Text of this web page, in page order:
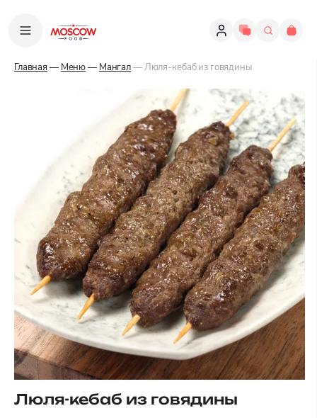
Главная — Меню— Мангал— Люля-кебаб из говядины
Люля-кебаб из говядины